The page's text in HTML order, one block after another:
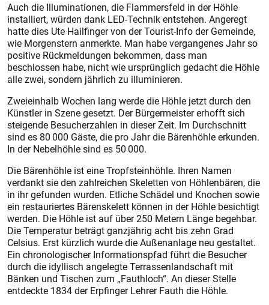
Auch die Illuminationen, die Flammersfeld in der Höhle
installiert, würden dank LED-Technik entstehen. Angeregt
hatte dies Ute Hailfinger von der Tourist-Info der Gemeinde,
wie Morgenstern anmerkte. Man habe vergangenes Jahr so
positive Rückmeldungen bekommen, dass man
beschlossen habe, nicht wie ursprünglich gedacht die Höhle
alle zwei, sondern jährlich zu illuminieren.
Zweieinhalb Wochen lang werde die Höhle jetzt durch den
Künstler in Szene gesetzt. Der Bürgermeister erhofft sich
steigende Besucherzahlen in dieser Zeit. Im Durchschnitt
sind es 80 000 Gäste, die pro Jahr die Bärenhöhle erkunden.
In der Nebelhöhle sind es 50 000.
Die Bärenhöhle ist eine Tropfsteinhöhle. Ihren Namen
verdankt sie den zahlreichen Skeletten von Höhlenbären, die
in ihr gefunden wurden. Etliche Schädel und Knochen sowie
ein restauriertes Bärenskelett können in der Höhle besichtigt
werden. Die Höhle ist auf über 250 Metern Länge begehbar.
Die Temperatur beträgt ganzjährig acht bis zehn Grad
Celsius. Erst kürzlich wurde die Außenanlage neu gestaltet.
Ein chronologischer Informationspfad führt die Besucher
durch die idyllisch angelegte Terrassenlandschaft mit
Bänken und Tischen zum „Fauthloch“. An dieser Stelle
entdeckte 1834 der Erp­finger Lehrer Fauth die Höhle.